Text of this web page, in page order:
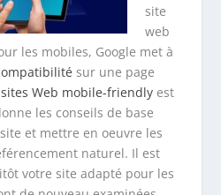
site
web
les mobiles, Google met à
sur une page
Web mobile-friendly est
les conseils de base
et mettre en oeuvre les
naturel. Il est
votre site adapté pour les